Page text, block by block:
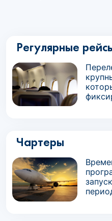
Регулярные
Чартеры